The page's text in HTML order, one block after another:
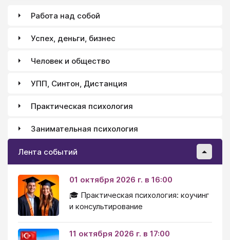
Работа над собой
Успех, деньги, бизнес
Человек и общество
УПП, Синтон, Дистанция
Практическая психология
Занимательная психология
Лента событий
01 октября 2026 г. в 16:00
🎓 Практическая психология: коучинг
и консультирование
11 октября 2026 г. в 17:00